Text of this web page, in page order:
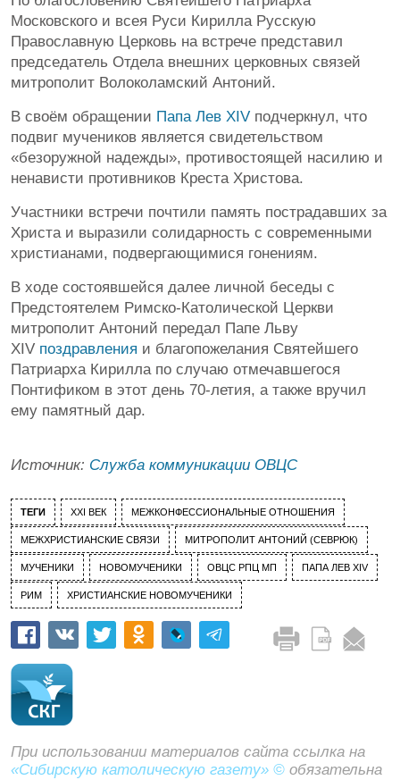
Московского и всея Руси Кирилла Русскую
Православную Церковь на встрече представил
председатель Отдела внешних церковных связей
митрополит Волоколамский Антоний.
В своём обращении Папа Лев XIV подчеркнул, что
подвиг мучеников является свидетельством
«безоружной надежды», противостоящей насилию и
ненависти противников Креста Христова.
Участники встречи почтили память пострадавших за
Христа и выразили солидарность с современными
христианами, подвергающимися гонениям.
В ходе состоявшейся далее личной беседы с
Предстоятелем Римско-Католической Церкви
митрополит Антоний передал Папе Львy
XIV поздравления и благопожелания Святейшего
Патриарха Кирилла по случаю отмечавшегося
Понтификом в этот день 70-летия, а также вручил
ему памятный дар.
Источник: Служба коммуникации ОВЦС
ТЕГИ XXI ВЕК МЕЖКОНФЕССИОНАЛЬНЫЕ ОТНОШЕНИЯ
МЕЖХРИСТИАНСКИЕ СВЯЗИ МИТРОПОЛИТ АНТОНИЙ (СЕВРЮК)
МУЧЕНИКИ НОВОМУЧЕНИКИ ОВЦС РПЦ МП ПАПА ЛЕВ XIV
РИМ ХРИСТИАНСКИЕ НОВОМУЧЕНИКИ
При использовании материалов сайта ссылка на
«Сибирскую католическую газету» © обязательна